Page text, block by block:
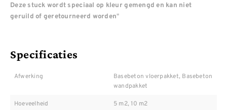
Deze stuck wordt speciaal op kleur gemengd en kan niet
geruild of geretourneerd worden"
Specificaties
Afwerking
Basebeton vloerpakket, Basebeton
wandpakket
Hoeveelheid 5 m2, 10 m2